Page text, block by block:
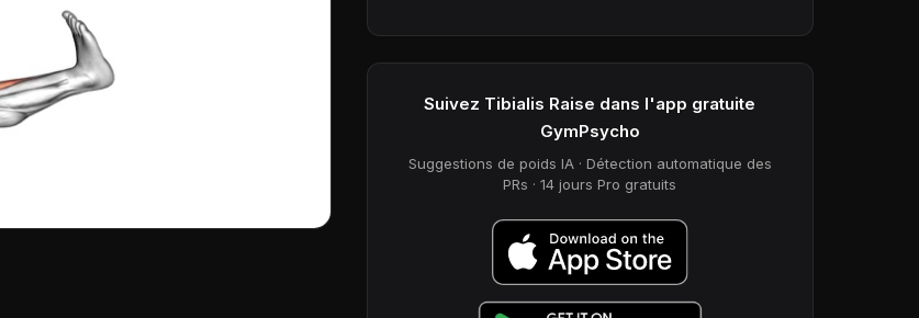
Suivez Tibialis Raise dans l'app gratuite
GymPsycho
Suggestions de poids IA · Détection automatique des
PRs · 14 jours Pro gratuits